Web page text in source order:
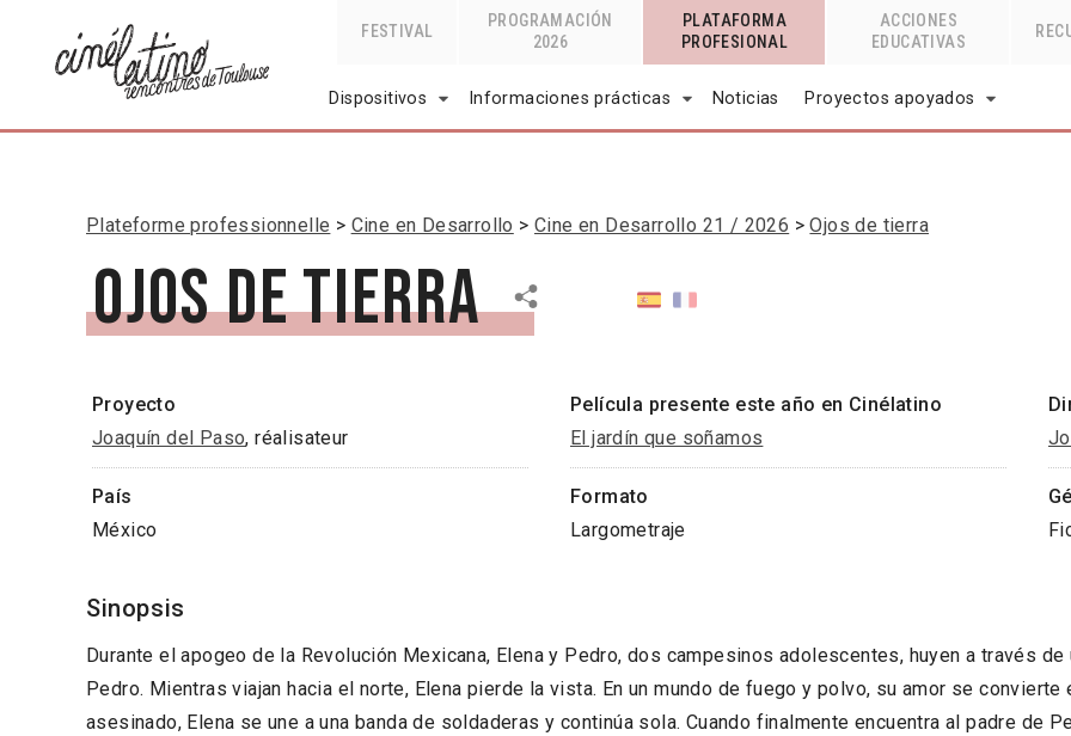
FESTIVAL
PROGRAMACIÓN
2026
PLATAFORMA
PROFESIONAL
ACCIONES
EDUCATIVAS
Dispositivos Informaciones prácticas Noticias Proyectos apoyados
Plateforme professionnelle Cine en Desarrollo Cine en Desarrollo 21 / 2026 Ojos de tierra
Ojos de tierra
Proyecto
Joaquín del Paso, réalisateur
Película presente este año en Cinélatino
El jardín que soñamos
País
México
Formato
Largometraje
Sinopsis
Durante el apogeo de la Revolución Mexicana, Elena y Pedro, dos campesinos adolescentes, huyen a través
Pedro. Mientras viajan hacia el norte, Elena pierde la vista. En un mundo de fuego y polvo, su amor se convierte
asesinado, Elena se une a una banda de soldaderas y continúa sola. Cuando finalmente encuentra al padre de